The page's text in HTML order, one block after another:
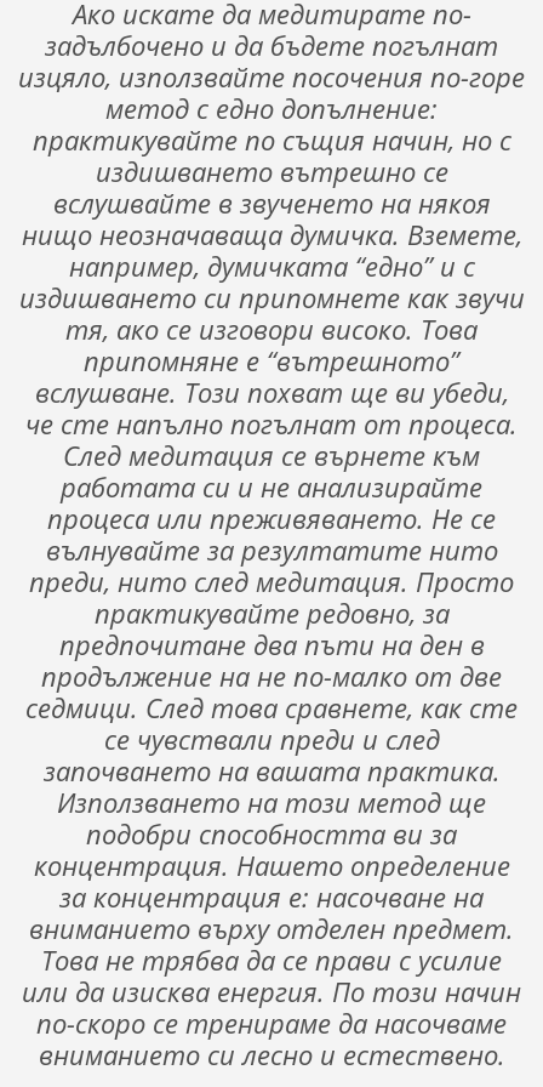
Ако искате да медитирате по-
задълбочено и да бъдете погълнат
изцяло, използвайте посочения по-горе
метод с едно допълнение:
практикувайте по същия начин, но с
издишването вътрешно се
вслушвайте в звученето на някоя
нищо неозначаваща думичка. Вземете,
например, думичката “едно” и с
издишването си припомнете как звучи
тя, ако се изговори високо. Това
припомняне е “вътрешното”
вслушване. Този похват ще ви убеди,
че сте напълно погълнат от процеса.
След медитация се върнете към
работата си и не анализирайте
процеса или преживяването. Не се
вълнувайте за резултатите нито
преди, нито след медитация. Просто
практикувайте редовно, за
предпочитане два пъти на ден в
продължение на не по-малко от две
седмици. След това сравнете, как сте
се чувствали преди и след
започването на вашата практика.
Използването на този метод ще
подобри способността ви за
концентрация. Нашето определение
за концентрация е: насочване на
вниманието върху отделен предмет.
Това не трябва да се прави с усилие
или да изисква енергия. По този начин
по-скоро се тренираме да насочваме
вниманието си лесно и естествено.